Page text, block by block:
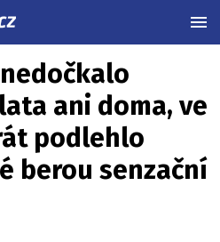
ani doma, ve
podlehlo
berou senzační